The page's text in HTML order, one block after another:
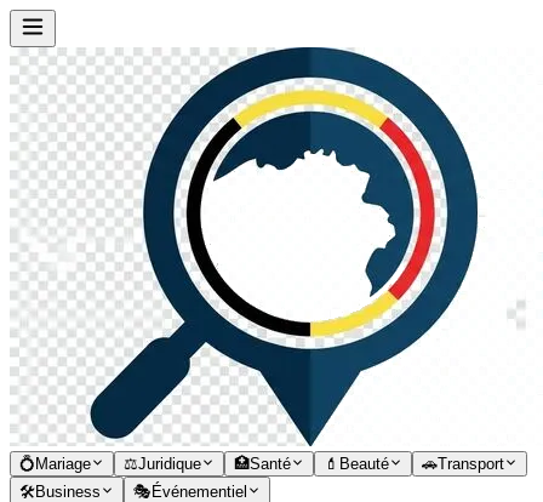
💍 Mariage ⚖️Juridique 🏥Santé 💄 Beauté 🚗Transport
🛠️Business 🎭 Événementiel